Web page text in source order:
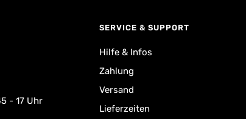
- 17 Uhr
SERVICE & SUPPORT
Hilfe & Infos
Zahlung
Versand
Lieferzeiten